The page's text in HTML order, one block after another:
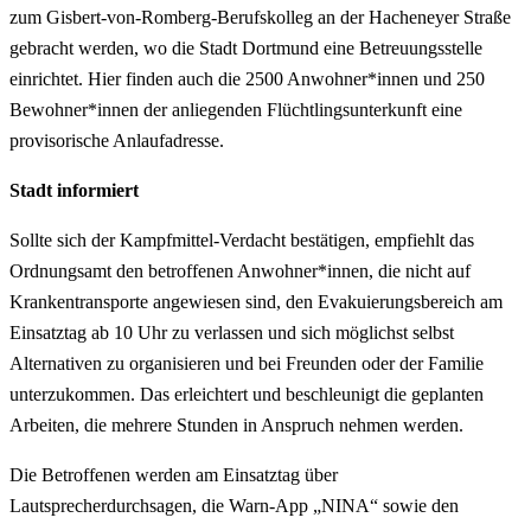
zum Gisbert-von-Romberg-Berufskolleg an der Hacheneyer Straße
gebracht werden, wo die Stadt Dortmund eine Betreuungsstelle
einrichtet. Hier finden auch die 2500 Anwohner*innen und 250
Bewohner*innen der anliegenden Flüchtlingsunterkunft eine
provisorische Anlaufadresse.
Stadt informiert
Sollte sich der Kampfmittel-Verdacht bestätigen, empfiehlt das
Ordnungsamt den betroffenen Anwohner*innen, die nicht auf
Krankentransporte angewiesen sind, den Evakuierungsbereich am
Einsatztag ab 10 Uhr zu verlassen und sich möglichst selbst
Alternativen zu organisieren und bei Freunden oder der Familie
unterzukommen. Das erleichtert und beschleunigt die geplanten
Arbeiten, die mehrere Stunden in Anspruch nehmen werden.
Die Betroffenen werden am Einsatztag über
Lautsprecherdurchsagen, die Warn-App „NINA“ sowie den